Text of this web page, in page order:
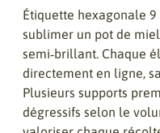
Étiquette hexagonale
sublimer un pot de
semi‑brillant. Chaque
directement en ligne,
Plusieurs supports
dégressifs selon le